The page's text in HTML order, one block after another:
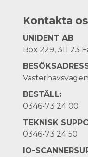
Kontakta
UNIDENT AB
Box 229, 311 23
BESTÄLL:
0346-73 24 00
TEKNISK
0346-73 24 50
IO-